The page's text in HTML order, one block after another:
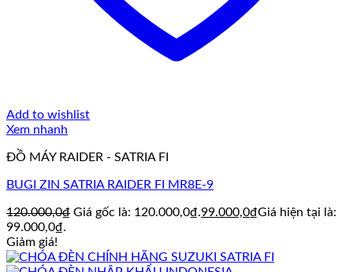
Add to wishlist
Xem nhanh
ĐỒ MÁY RAIDER - SATRIA FI
BUGI ZIN SATRIA RAIDER FI MR8E-9
120.000,0₫ Giá gốc là: 120.000,0₫.99.000,0₫Giá hiện tại là:
99.000,0₫.
Giảm giá!